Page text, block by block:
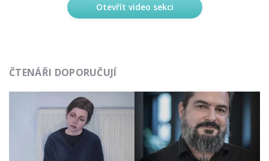
Otevřít video sekci
ČTENÁŘI DOPORUČUJÍ